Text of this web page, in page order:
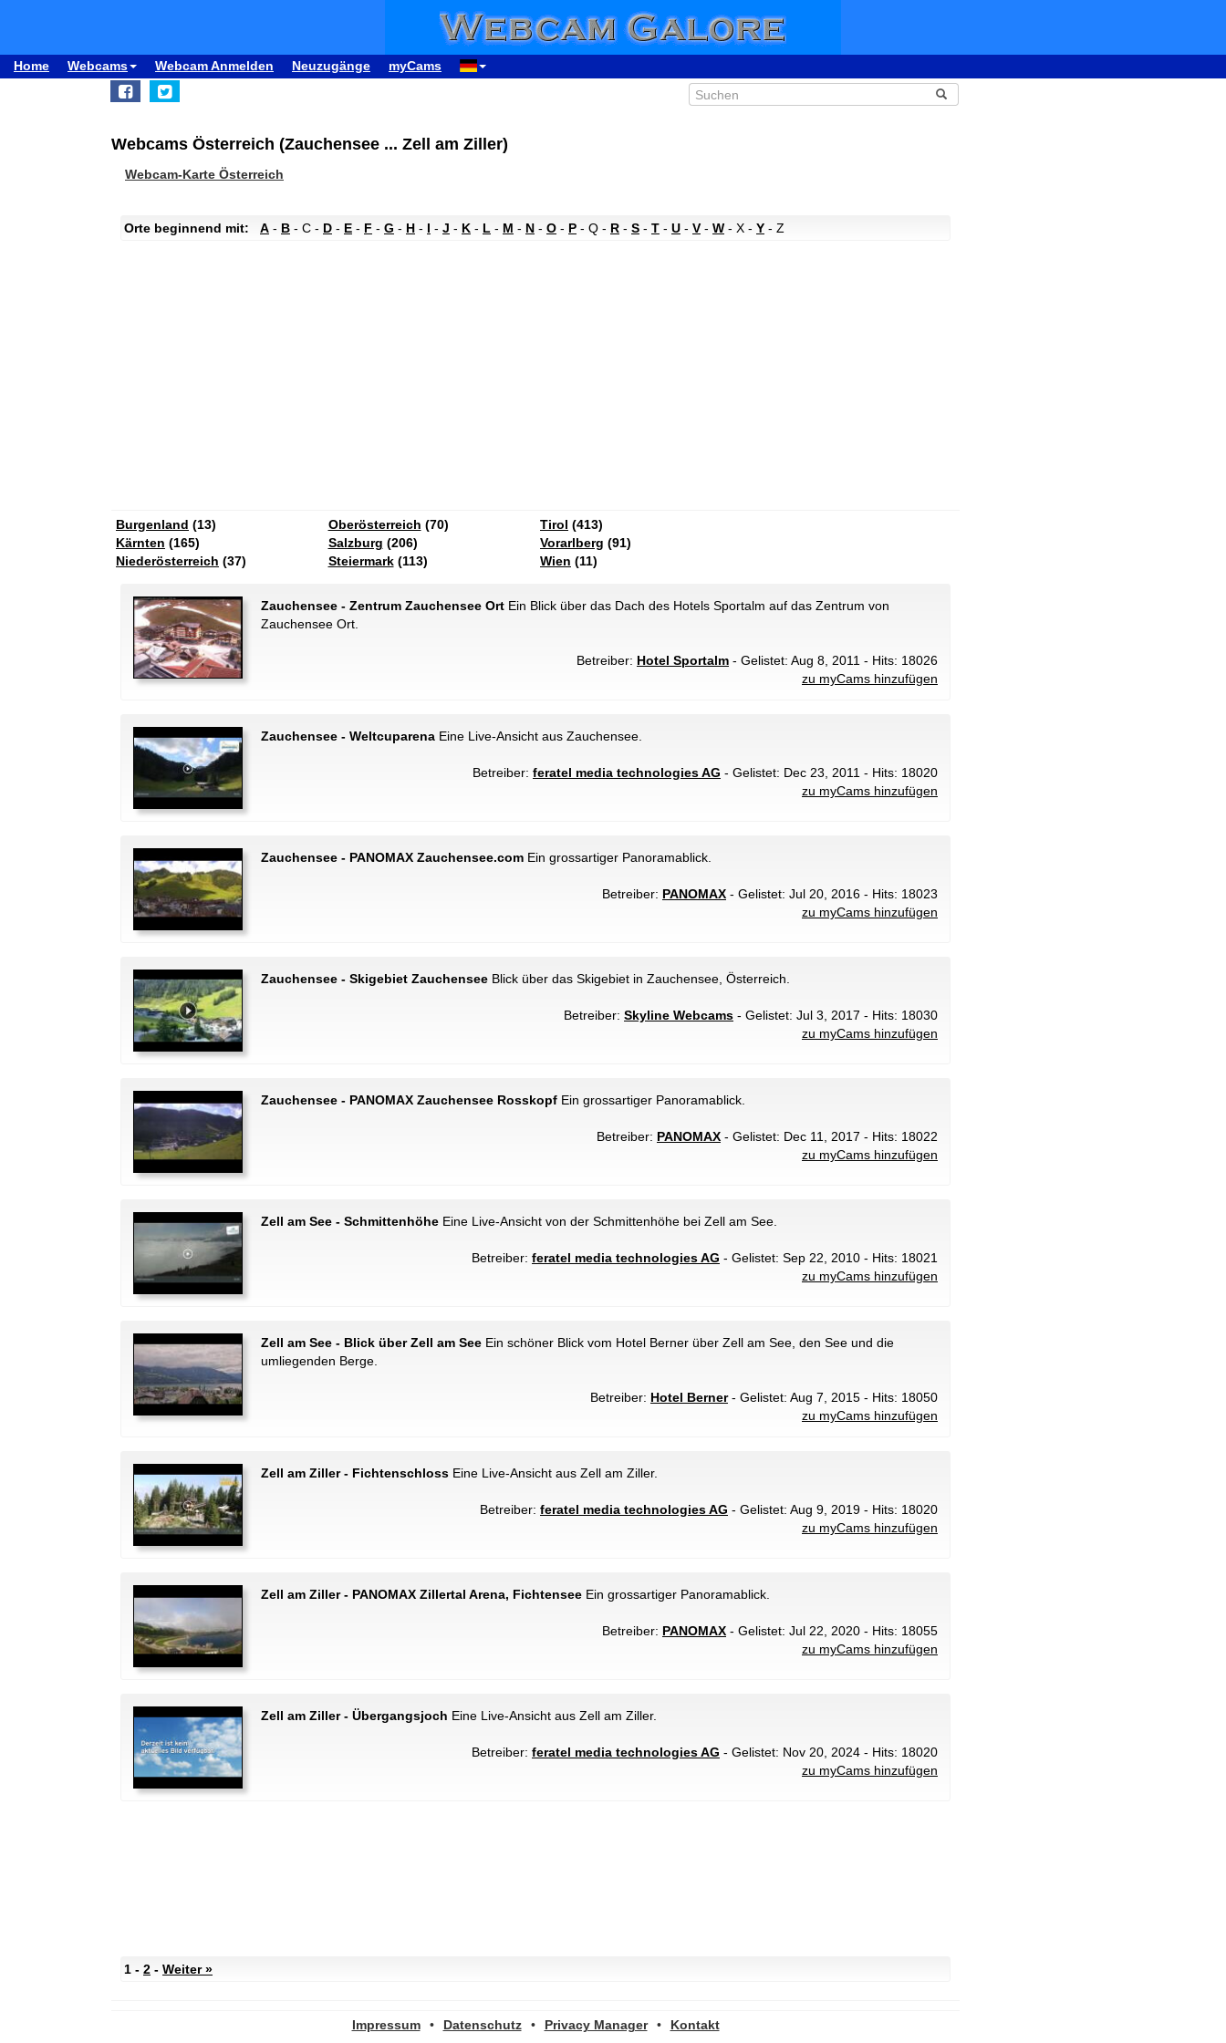
Home Webcams Webcam Anmelden Neuzugänge myCams
Webcams Österreich (Zauchensee ... Zell am Ziller)
Webcam-Karte Österreich
Orte beginnend mit: A - B - C - D - E - F - G - H - I - J - K - L - M - N - O - P - Q - R - S - T - U - V- W- X - Y - Z
Burgenland (13)
Kärnten (165)
Niederösterreich (37)
Oberösterreich (70)
Salzburg (206)
Steiermark(113)
Tirol (413)
Vorarlberg (91)
Wien (11)
Zauchensee - Zentrum Zauchensee Ort Ein Blick über das Dach des Hotels Sportalm auf das Zentrum von
Zauchensee Ort.
Betreiber: Hotel Sportalm - Gelistet: Aug 8, 2011 - Hits: 18026
zu myCams hinzufügen
Zauchensee - Weltcuparena Eine Live-Ansicht aus Zauchensee.
Betreiber: feratel media technologies AG - Gelistet: Dec 23, 2011 - Hits: 18020
zu myCams hinzufügen
Zauchensee - PANOMAX Zauchensee.com Ein grossartiger Panoramablick.
Betreiber: PANOMAX - Gelistet: Jul 20, 2016 - Hits: 18023
zu myCams hinzufügen
Zauchensee - Skigebiet Zauchensee Blick über das Skigebiet in Zauchensee, Österreich.
Betreiber: Skyline Webcams - Gelistet: Jul 3, 2017 - Hits: 18030
zu myCams hinzufügen
Zauchensee - PANOMAX Zauchensee Rosskopf Ein grossartiger Panoramablick.
Betreiber: PANOMAX - Gelistet: Dec 11, 2017 - Hits: 18022
zu myCams hinzufügen
Zell am See - Schmittenhöhe Eine Live-Ansicht von der Schmittenhöhe bei Zell am See.
Betreiber: feratel media technologies AG - Gelistet: Sep 22, 2010 - Hits: 18021
zu myCams hinzufügen
Zell am See - Blick über Zell am See Ein schöner Blick vom Hotel Berner über Zell am See, den See und die
umliegenden Berge.
Betreiber: Hotel Berner- Gelistet: Aug 7, 2015 - Hits: 18050
zu myCams hinzufügen
Zell am Ziller - Fichtenschloss Eine Live-Ansicht aus Zell am Ziller.
Betreiber: feratel media technologies AG - Gelistet: Aug 9, 2019 - Hits: 18020
zu myCams hinzufügen
Zell am Ziller - PANOMAX Zillertal Arena, Fichtensee Ein grossartiger Panoramablick.
Betreiber: PANOMAX - Gelistet: Jul 22, 2020 - Hits: 18055
zu myCams hinzufügen
Zell am Ziller - Übergangsjoch Eine Live-Ansicht aus Zell am Ziller.
Betreiber: feratel media technologies AG - Gelistet: Nov 20, 2024 - Hits: 18020
zu myCams hinzufügen
1 - 2 - Weiter »
Impressum • Datenschutz • Privacy Manager • Kontakt